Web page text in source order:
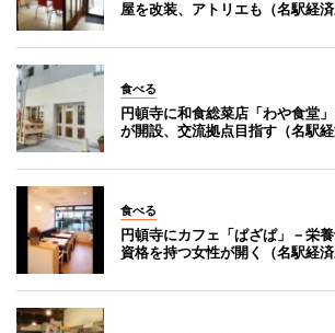
屋を改装、アトリエも（名駅経済
食べる
円頓寺に和食総菜店「わや食堂
が開設、交流拠点目指す（名駅経
食べる
円頓寺にカフェ「ぱざぱ」－栄
資格を持つ女性が開く（名駅経済